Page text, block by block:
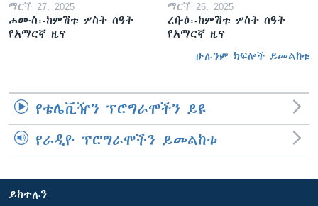
ማርች 27, 2025
ሐሙስ፡-ከምሽቱ ሦስት ሰዓት
የአማርኛ ዜና
ማርች 26, 2025
ረቡዕ፡-ከምሽቱ ሦስት ሰዓት
የአማርኛ ዜና
ሁሉንም ክፍሎች ይመልከቱ
የቴሌቪዥን ፕሮግራሞችን ይዩ
የራዲዮ ፕሮግራሞችን ይመልከቱ
ይከተሉን